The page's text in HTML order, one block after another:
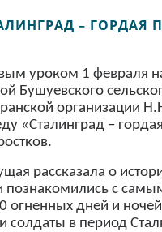
– ГОРДАЯ
уроком 1 февраля
Бушуевского
организации
«Сталинград –
рассказала о
познакомились с
огненных дней и
солдаты в период